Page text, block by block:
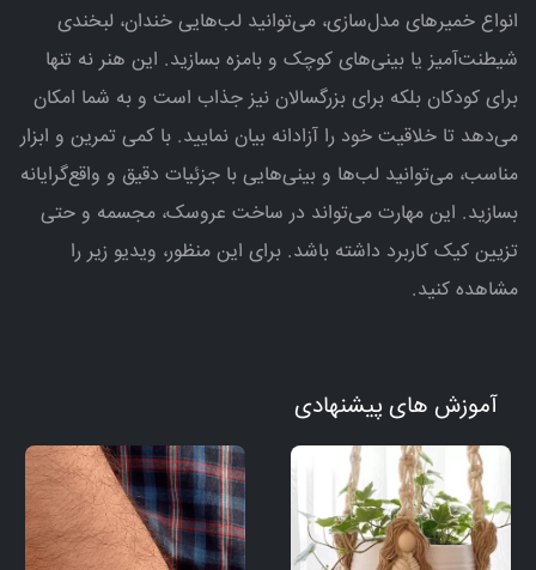
انواع خمیرهای مدل‌سازی، می‌توانید لب‌هایی خندان، لبخندی
شیطنت‌آمیز یا بینی‌های کوچک و بامزه بسازید. این هنر نه تنها
برای کودکان بلکه برای بزرگسالان نیز جذاب است و به شما امکان
می‌دهد تا خلاقیت خود را آزادانه بیان نمایید. با کمی تمرین و ابزار
مناسب، می‌توانید لب‌ها و بینی‌هایی با جزئیات دقیق و واقع‌گرایانه
بسازید. این مهارت می‌تواند در ساخت عروسک، مجسمه و حتی
تزیین کیک کاربرد داشته باشد. برای این منظور، ویدیو زیر را
مشاهده کنید.
آموزش های پیشنهادی